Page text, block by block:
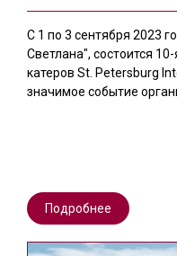
С 1 по 3 сентября 2023
Светлана", состоится
катеров St. Petersburg
значимое событие
Подробнее